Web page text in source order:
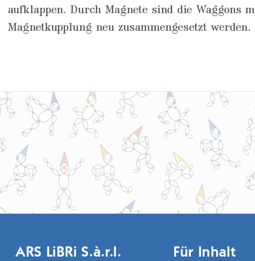
aufklappen. Durch Magnete sind die Waggons
Magnetkupplung neu zusammengesetzt
ARS LiBRi S.à.r.l.
Für Inhalt